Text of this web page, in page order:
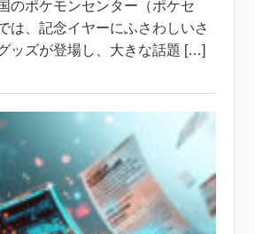
のポケモンセンター（ポケセ
は、記念イヤーにふさわしいさ
ッズが登場し、大きな話題 […]